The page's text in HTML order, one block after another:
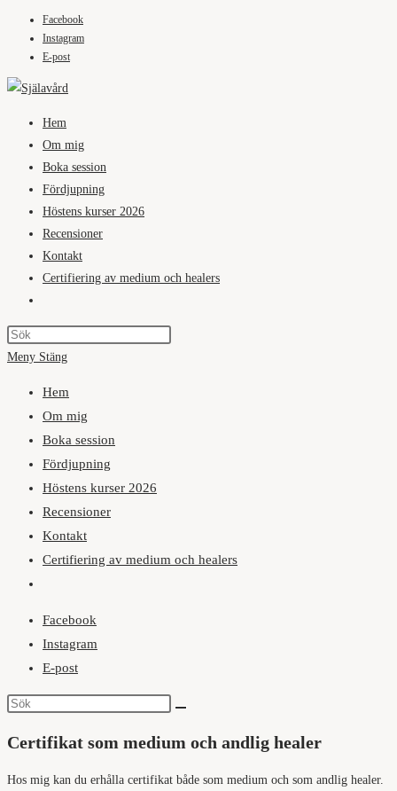
Hoppa
innehållet
Facebook
Instagram
E-post
Hem
Om mig
Boka session
Fördjupning
Höstens kurser 2026
Recensioner
Kontakt
Certifiering av medium och healers
webbplatssökning
Meny Stäng
Hem
Om mig
Boka session
Fördjupning
Höstens kurser 2026
Recensioner
Kontakt
Certifiering av medium och healers
webbplatssökning
Facebook
Instagram
E-post
Certifikat som medium och andlig healer
Hos mig kan du erhålla certifikat både som medium och som andlig healer.